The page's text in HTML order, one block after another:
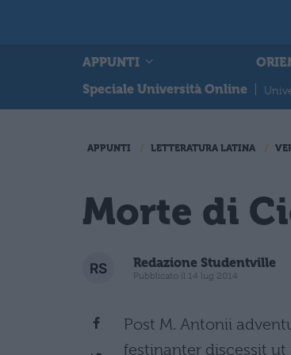
APPUNTI
Speciale Università Online
APPUNTI LETTERATURA LATINA
Morte di
Redazione Studentville
Pubblicato il 14 lug 2014
Post M. Antonii
festinanter discessit